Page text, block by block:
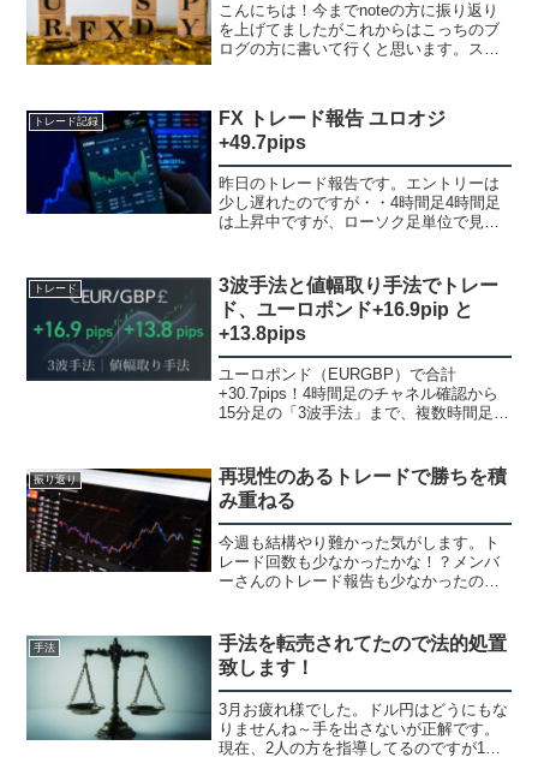
こんにちは！今までnoteの方に振り返り
を上げてましたがこれからはこっちのブ
ログの方に書いて行くと思います。スマ
のドル円は棒上げでした。途中から下が
るんじゃないか！？っ...
トレード記録
FX トレード報告 ユロオジ
+49.7pips
昨日のトレード報告です。エントリーは
少し遅れたのですが・・4時間足4時間足
は上昇中ですが、ローソク足単位で見る
ックを割って戻した所がフィボで0.764で
した。0.7...
トレード
3波手法と値幅取り手法でトレー
ド、ユーロポンド+16.9pip と
+13.8pips
ユーロポンド（EURGBP）で合計
+30.7pips！4時間足のチャネル確認から
15分足の「3波手法」まで、複数時間足の
設定や、フラッグを使ったエントリーの
タイミングを実例で公開。
振り返り
再現性のあるトレードで勝ちを積
み重ねる
今週も結構やり難かった気がします。ト
レード回数も少なかったかな！？メンバ
ーさんのトレード報告も少なかったので
バーが集まっているので全く同じトレー
ドになる事は珍しくないで...
手法
手法を転売されてたので法的処置
致します！
3月お疲れ様でした。ドル円はどうにもな
りませんね～手を出さないが正解です。
現在、2人の方を指導してるのですが1人